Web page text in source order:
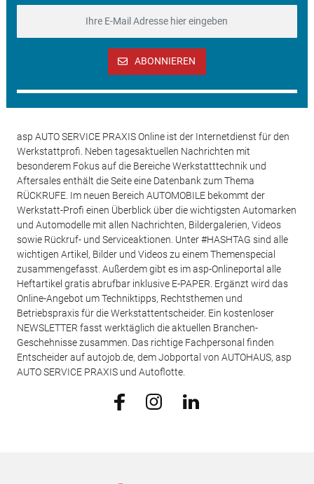
ABONNIEREN
asp AUTO SERVICE PRAXIS Online ist der Internetdienst für den
Werkstattprofi. Neben tagesaktuellen Nachrichten mit
besonderem Fokus auf die Bereiche Werkstatttechnik und
Aftersales enthält die Seite eine Datenbank zum Thema
RÜCKRUFE. Im neuen Bereich AUTOMOBILE bekommt der
Werkstatt-Profi einen Überblick über die wichtigsten Automarken
und Automodelle mit allen Nachrichten, Bildergalerien, Videos
sowie Rückruf- und Serviceaktionen. Unter #HASHTAG sind alle
wichtigen Artikel, Bilder und Videos zu einem Themenspecial
zusammengefasst. Außerdem gibt es im asp-Onlineportal alle
Heftartikel gratis abrufbar inklusive E-PAPER. Ergänzt wird das
Online-Angebot um Techniktipps, Rechtsthemen und
Betriebspraxis für die Werkstattentscheider. Ein kostenloser
NEWSLETTER fasst werktäglich die aktuellen Branchen-
Geschehnisse zusammen. Das richtige Fachpersonal finden
Entscheider auf autojob.de, dem Jobportal von AUTOHAUS, asp
AUTO SERVICE PRAXIS und Autoflotte.